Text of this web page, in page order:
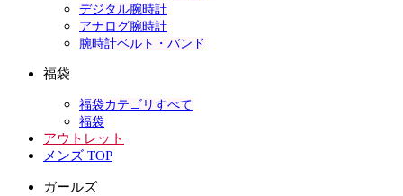
デジタル腕時計
アナログ腕時計
腕時計ベルト・バンド
福袋
福袋カテゴリすべて
福袋
アウトレット
メンズ TOP
ガールズ